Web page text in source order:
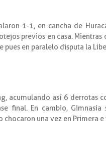
1-1, en cancha de
previos en casa.
pues en paralelo disputa la
acumulando así 6 derrotas
final. En cambio,
chocaron una vez en Primera